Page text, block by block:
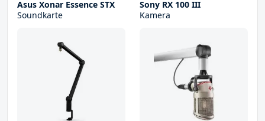
Asus Xonar Essence STX
Soundkarte
Sony RX 100 III
Kamera